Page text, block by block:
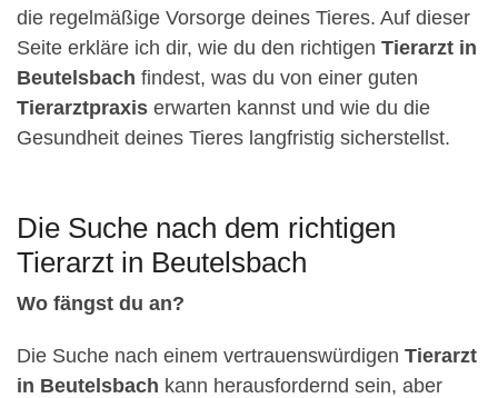
die regelmäßige Vorsorge deines Tieres. Auf dieser
Seite erkläre ich dir, wie du den richtigen Tierarzt in
Beutelsbach findest, was du von einer guten
Tierarztpraxis erwarten kannst und wie du die
Gesundheit deines Tieres langfristig sicherstellst.
Die Suche nach dem richtigen
Tierarzt in Beutelsbach
Wo fängst du an?
Die Suche nach einem vertrauenswürdigen Tierarzt
in Beutelsbach kann herausfordernd sein, aber